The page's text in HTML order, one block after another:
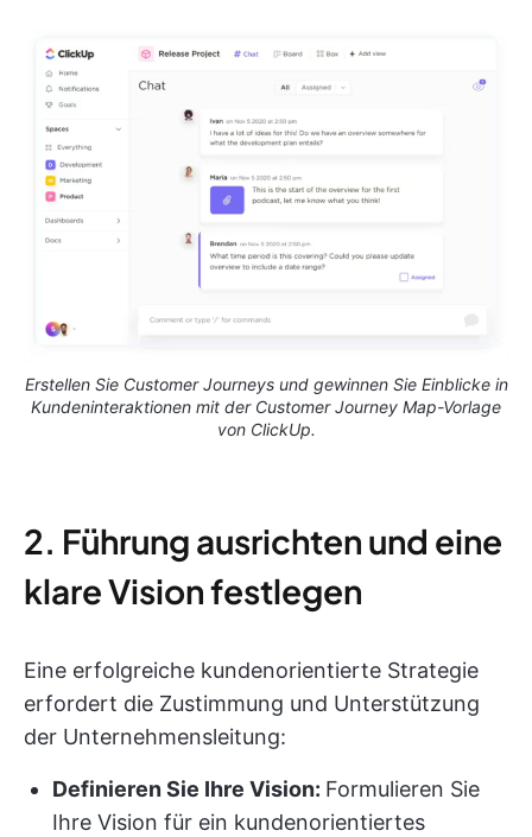
Erstellen Sie Customer Journeys und gewinnen Sie Einblicke in
Kundeninteraktionen mit der Customer Journey Map-Vorlage
von ClickUp.
2. Führung ausrichten und eine
klare Vision festlegen
Eine erfolgreiche kundenorientierte Strategie
erfordert die Zustimmung und Unterstützung
der Unternehmensleitung:
Definieren Sie Ihre Vision: Formulieren Sie
Ihre Vision für ein kundenorientiertes